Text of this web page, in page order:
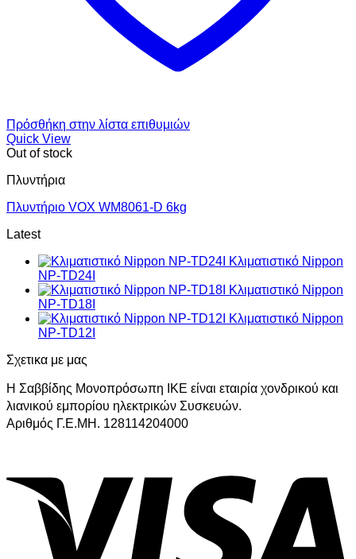
Πρόσθήκη στην λίστα επιθυμιών
Quick View
Out of stock
Πλυντήρια
Πλυντήριο VOX WM8061-D 6kg
Latest
Κλιματιστικό Nippon
NP-TD24I
Κλιματιστικό Nippon
NP-TD18I
Κλιματιστικό Nippon
NP-TD12I
Σχετικα με μας
Η Σαββίδης Μονοπρόσωπη ΙΚΕ είναι εταιρία χονδρικού και
λιανικού εμπορίου ηλεκτρικών Συσκευών.
Αριθμός Γ.Ε.ΜΗ. 128114204000